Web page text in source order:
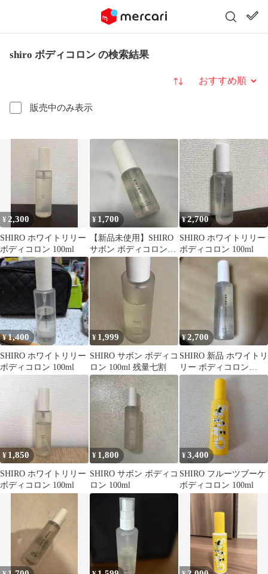
shiro ボディコロン の検索結果
販売中のみ表示
並び替え
¥ 2,300
SHIRO ホワイトリリー
ボディコロン 100ml
¥ 1,700
【新品未使用】SHIRO
サボン ボディコロン
28ml
¥2,700
SHIRO ホワイトリリー
ボディコロン 100ml
¥1,400
SHIRO ホワイトリリー
ボディコロン 100ml
¥ 1,999
SHIRO サボン ボディコ
ロン 100ml 残量七割
¥2,700
SHIRO 新品 ホワイトリ
リー ボディコロン
100ml
¥ 1,850
SHIRO ホワイトリリー
ボディコロン 100ml
¥ 1,800
SHIRO サボン ボディコ
ロン 100ml
¥3,400
SHIRO フルーツブーケ
ボディコロン 100ml